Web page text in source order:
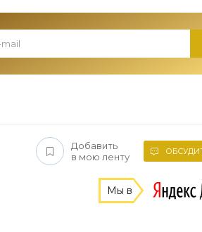
Добавить
в мою ленту
Мы в